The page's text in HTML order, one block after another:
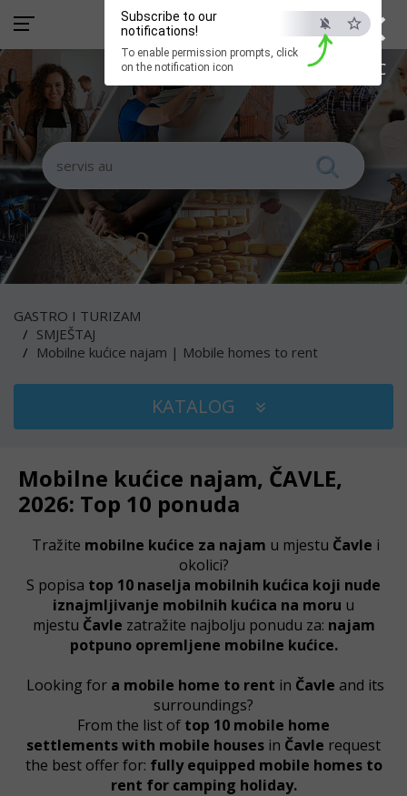
×
ESC
Subscribe to our
notifications!
To enable permission prompts, click
on the notification icon
GASTRO I TURIZAM
SMJEŠTAJ
Mobilne kućice najam | Mobile homes to rent
KATALOG
Mobilne kućice najam, ČAVLE,
2026: Top 10 ponuda
Tražite mobilne kućice za najam u mjestu Čavle i
okolici?
S popisa top 10 naselja mobilnih kućica koji nude
iznajmljivanje mobilnih kućica na moru u
mjestu Čavle zatražite najbolju ponudu za: najam
potpuno opremljene mobilne kućice.
Looking for a mobile home to rent in Čavle and its
surroundings?
From the list of top 10 mobile home
settlementswith mobile houses in Čavle request
the best offer for: fully equipped mobile homes to
rent for camping holiday.